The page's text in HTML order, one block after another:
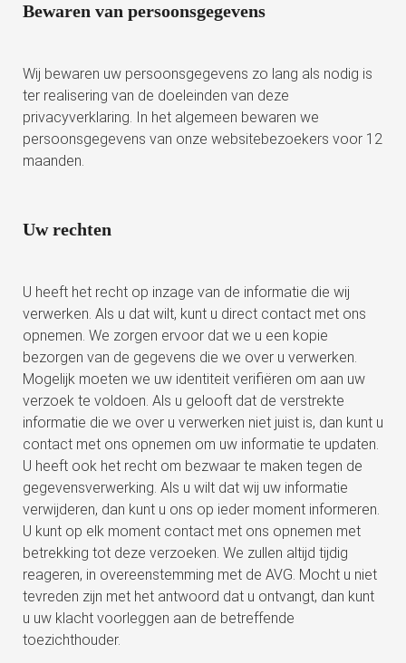
Bewaren van persoonsgegevens
Wij bewaren uw persoonsgegevens zo lang als nodig is
ter realisering van de doeleinden van deze
privacyverklaring. In het algemeen bewaren we
persoonsgegevens van onze websitebezoekers voor 12
maanden.
Uw rechten
U heeft het recht op inzage van de informatie die wij
verwerken. Als u dat wilt, kunt u direct contact met ons
opnemen. We zorgen ervoor dat we u een kopie
bezorgen van de gegevens die we over u verwerken.
Mogelijk moeten we uw identiteit verifiëren om aan uw
verzoek te voldoen. Als u gelooft dat de verstrekte
informatie die we over u verwerken niet juist is, dan kunt u
contact met ons opnemen om uw informatie te updaten.
U heeft ook het recht om bezwaar te maken tegen de
gegevensverwerking. Als u wilt dat wij uw informatie
verwijderen, dan kunt u ons op ieder moment informeren.
U kunt op elk moment contact met ons opnemen met
betrekking tot deze verzoeken. We zullen altijd tijdig
reageren, in overeenstemming met de AVG. Mocht u niet
tevreden zijn met het antwoord dat u ontvangt, dan kunt
u uw klacht voorleggen aan de betreffende
toezichthouder.